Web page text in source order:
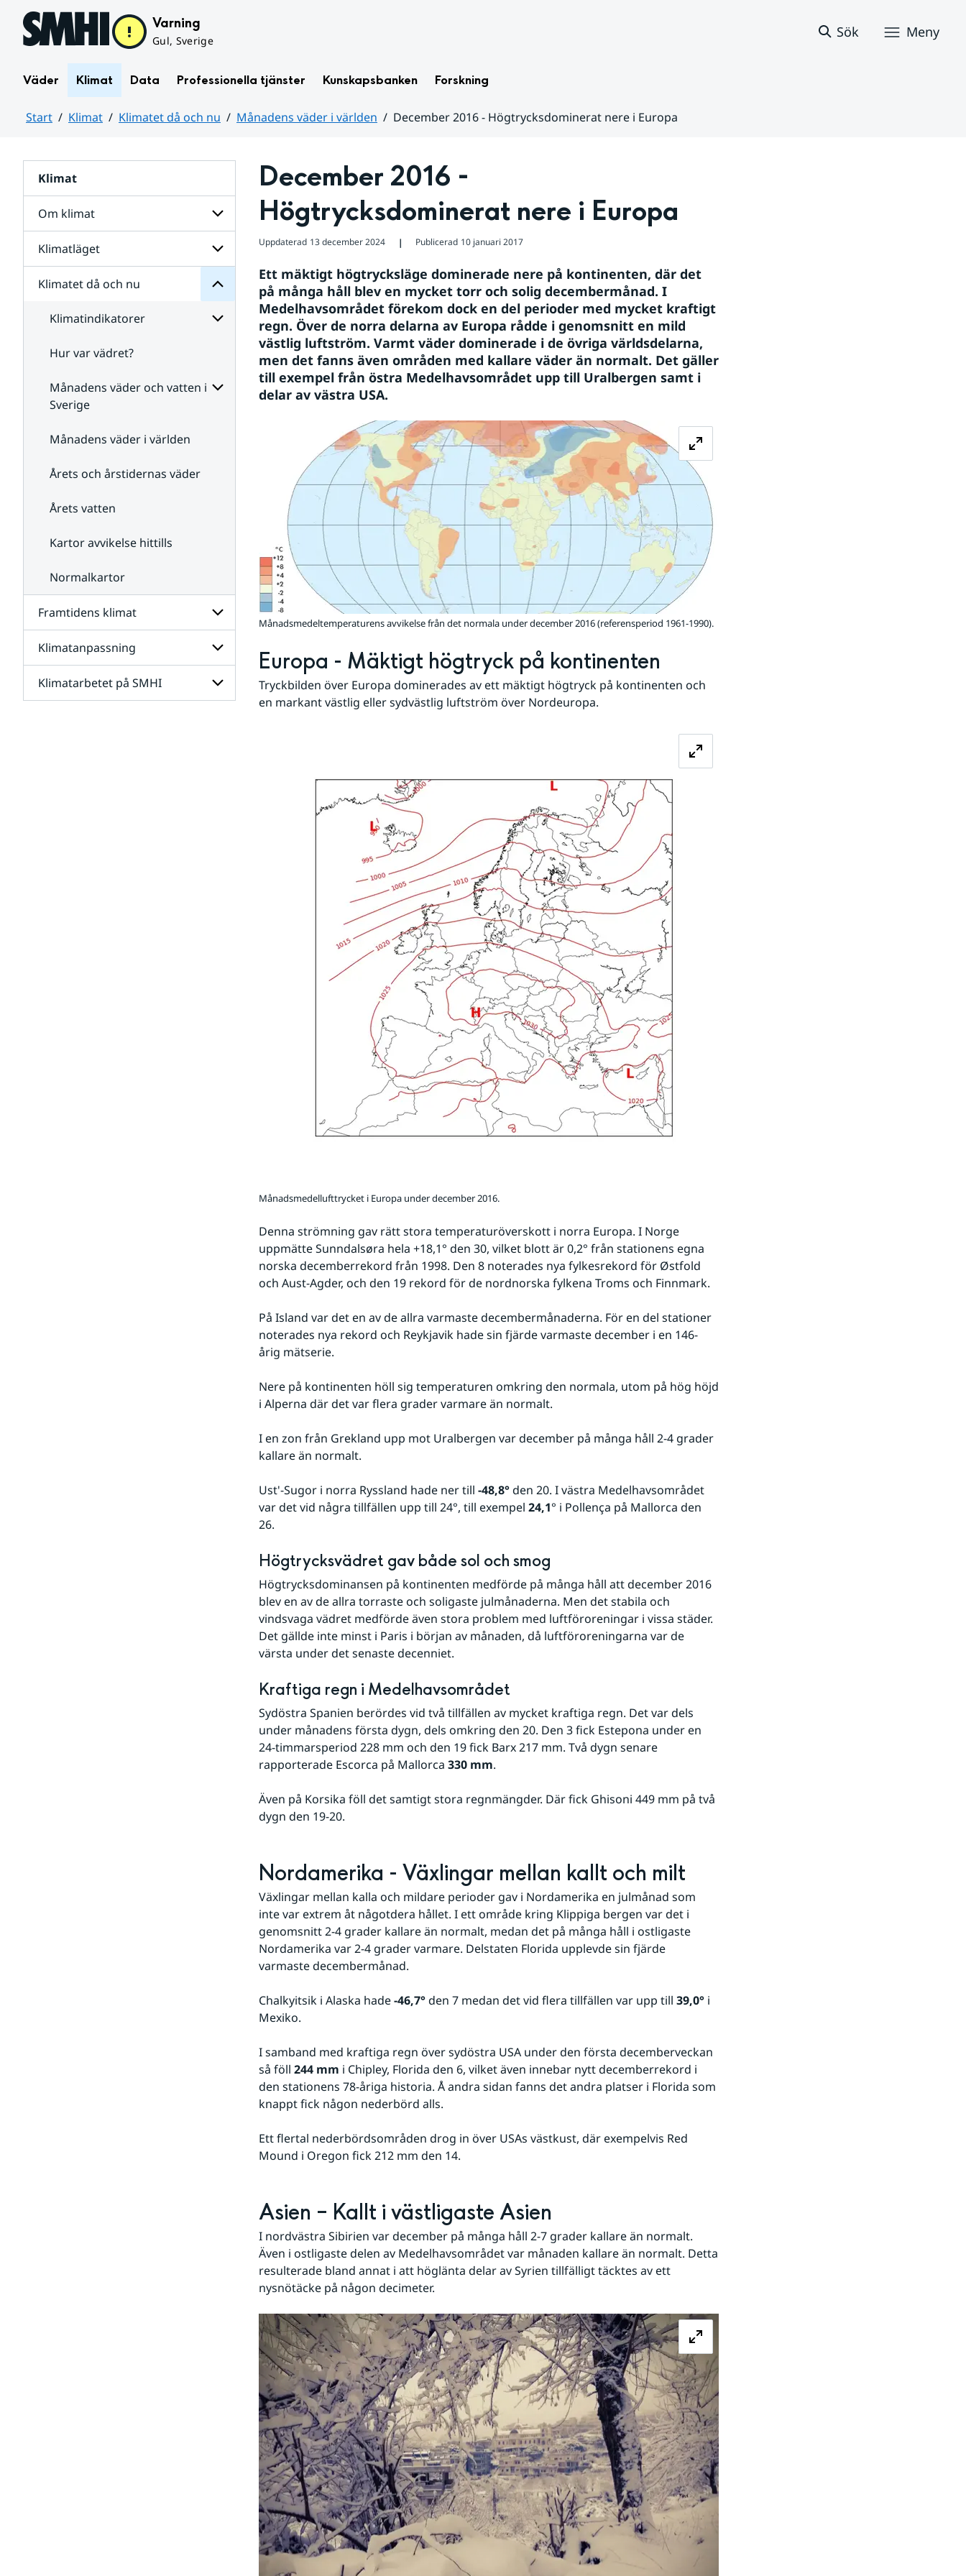
Hoppa till sidans innehåll Varning
Gul, Sverige
Sök Meny
Väder Klimat Data Professionella tjänster Kunskapsbanken Forskning
Start Klimat Klimatet då och nu Månadens väder i världen
December 2016 - Högtrycksdominerat nere i Europa
Klimat
Om klimat
Undersidor
för
Om
klimat
Klimatläget
Undersidor
Klimatläget
Klimatet då och nu
Undersidor
för
Klimatet
då
och
Klimatindikatorer
Undersidor
Klimatindikatorer
Hur var vädret?
Månadens väder och vatten i
Sverige
Månadens väder i världen
Årets och årstidernas väder
Årets vatten
Kartor avvikelse hittills
Normalkartor
Framtidens klimat
Undersidor
för
Framtidens
klimat
Klimatanpassning
Undersidor
för
Klimatanpassning
Klimatarbetet på SMHI
December 2016 -
Högtrycksdominerat nere i Europa
Uppdaterad 13 december 2024 ❘ Publicerad 10 januari 2017
Ett mäktigt högtrycksläge dominerade nere på kontinenten, där det
på många håll blev en mycket torr och solig decembermånad. I
Medelhavsområdet förekom dock en del perioder med mycket kraftigt
regn. Över de norra delarna av Europa rådde i genomsnitt en mild
västlig luftström. Varmt väder dominerade i de övriga världsdelarna,
men det fanns även områden med kallare väder än normalt. Det gäller
till exempel från östra Medelhavsområdet upp till Uralbergen samt i
delar av västra USA.
Månadsmedeltemperaturens avvikelse från det normala under december 2016 (referensperiod 1961-1990).
Europa - Mäktigt högtryck på kontinenten
Tryckbilden över Europa dominerades av ett mäktigt högtryck på kontinenten och
en markant västlig eller sydvästlig luftström över Nordeuropa.
Månadsmedellufttrycket i Europa under december 2016.
Denna strömning gav rätt stora temperaturöverskott i norra Europa. I Norge
uppmätte Sunndalsøra hela +18,1° den 30, vilket blott är 0,2° från stationens egna
norska decemberrekord från 1998. Den 8 noterades nya fylkesrekord för Østfold
och Aust-Agder, och den 19 rekord för de nordnorska fylkena Troms och Finnmark.
På Island var det en av de allra varmaste decembermånaderna. För en del stationer
noterades nya rekord och Reykjavik hade sin fjärde varmaste december i en 146-
årig mätserie.
Nere på kontinenten höll sig temperaturen omkring den normala, utom på hög höjd
i Alperna där det var flera grader varmare än normalt.
I en zon från Grekland upp mot Uralbergen var december på många håll 2-4 grader
kallare än normalt.
Ust'-Sugor i norra Ryssland hade ner till -48,8° den 20. I västra Medelhavsområdet
var det vid några tillfällen upp till 24°, till exempel 24,1° i Pollença på Mallorca den
26.
Högtrycksvädret gav både sol och smog
Högtrycksdominansen på kontinenten medförde på många håll att december 2016
blev en av de allra torraste och soligaste julmånaderna. Men det stabila och
vindsvaga vädret medförde även stora problem med luftföroreningar i vissa städer.
Det gällde inte minst i Paris i början av månaden, då luftföroreningarna var de
värsta under det senaste decenniet.
Kraftiga regn i Medelhavsområdet
Sydöstra Spanien berördes vid två tillfällen av mycket kraftiga regn. Det var dels
under månadens första dygn, dels omkring den 20. Den 3 fick Estepona under en
24-timmarsperiod 228 mm och den 19 fick Barx 217 mm. Två dygn senare
rapporterade Escorca på Mallorca 330 mm.
Även på Korsika föll det samtigt stora regnmängder. Där fick Ghisoni 449 mm på två
dygn den 19-20.
Nordamerika - Växlingar mellan kallt och milt
Växlingar mellan kalla och mildare perioder gav i Nordamerika en julmånad som
inte var extrem åt någotdera hållet. I ett område kring Klippiga bergen var det i
genomsnitt 2-4 grader kallare än normalt, medan det på många håll i ostligaste
Nordamerika var 2-4 grader varmare. Delstaten Florida upplevde sin fjärde
varmaste decembermånad.
Chalkyitsik i Alaska hade -46,7° den 7 medan det vid flera tillfällen var upp till 39,0° i
Mexiko.
I samband med kraftiga regn över sydöstra USA under den första decemberveckan
så föll 244 mm i Chipley, Florida den 6, vilket även innebar nytt decemberrekord i
den stationens 78-åriga historia. Å andra sidan fanns det andra platser i Florida som
knappt fick någon nederbörd alls.
Ett flertal nederbördsområden drog in över USAs västkust, där exempelvis Red
Mound i Oregon fick 212 mm den 14.
Asien – Kallt i västligaste Asien
I nordvästra Sibirien var december på många håll 2-7 grader kallare än normalt.
Även i ostligaste delen av Medelhavsområdet var månaden kallare än normalt. Detta
resulterade bland annat i att höglänta delar av Syrien tillfälligt täcktes av ett
nysnötäcke på någon decimeter.
Förstora bilden